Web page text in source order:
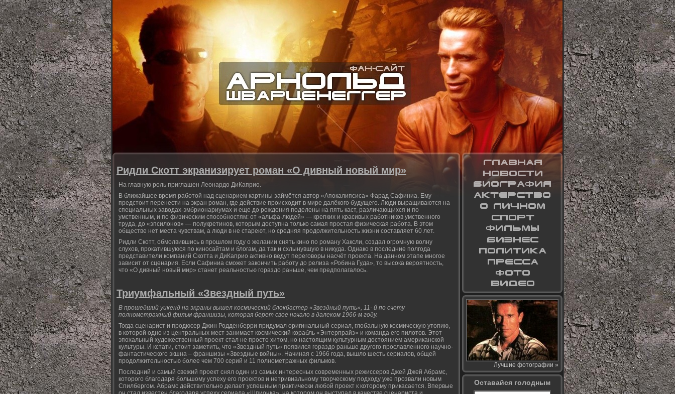
Ридли Скотт экранизирует роман «О дивный новый мир»
На главную роль приглашен Леонардо ДиКаприо.
В ближайшее время работой над сценарием картины займётся автор «Апокалипсиса» Фарад Сафиниа. Ему
предстоит перенести на экран роман, где действие происходит в мире далёкого будущего. Люди выращиваются на
специальных заводах-эмбрионариумах и еще до рождения поделены на пять каст, различающихся и по
умственным, и по физическим способностям: от «альфа-людей» — крепких и красивых работников умственного
труда, до «эпсилонов» — полукретинов, которым доступна только самая простая физическая работа. В этом
обществе нет места чувствам, а люди в не стареют, но средняя продолжительность жизни составляет 60 лет.
Ридли Скотт, обмолвившись в прошлом году о желании снять кино по роману Хаксли, создал огромную волну
слухов, прокатившуюся по киносайтам и блогам, да так и схлынувшую в никуда. Однако в последние полгода
представители компаний Скотта и ДиКаприо активно ведут переговоры насчёт проекта. На данном этапе многое
зависит от сценария. Если Сафиниа сможет закончить работу до релиза «Робина Гуда», то высока вероятность,
что «О дивный новый мир» станет реальностью гораздо раньше, чем предполагалось.
Триумфальный «Звездный путь»
В прошедший уикенд на экраны вышел космический блокбастер «Звездный путь», 11- й по счету
полнометражный фильм франшизы, которая берет свое начало в далеком 1966-м году.
Тогда сценарист и продюсер Джин Родденберри придумал оригинальный сериал, глобальную космическую утопию,
в которой одно из центральных мест занимает космический корабль «Энтерпрайз» и команда его пилотов. Этот
эпохальный художественный проект стал не просто хитом, но настоящим культурным достоянием американской
культуры. И кстати, стоит заметить, что «Звездный путь» появился гораздо раньше другого прославленного научно-
фантастического экшна – франшизы «Звездные войны». Начиная с 1966 года, вышло шесть сериалов, общей
продолжительностью более чем 700 серий и 11 полнометражных фильмов.
Последний и самый свежий проект снял один из самых интересных современных режиссеров Джей Джей Абрамс,
которого благодаря большому успеху его проектов и нетривиальному творческому подходу уже прозвали новым
Спилбергом. Абрамс действительно делает успешным практически любой проект к которому прикасается. Впервые
Лучшие фотографии »
Оставайся голодным